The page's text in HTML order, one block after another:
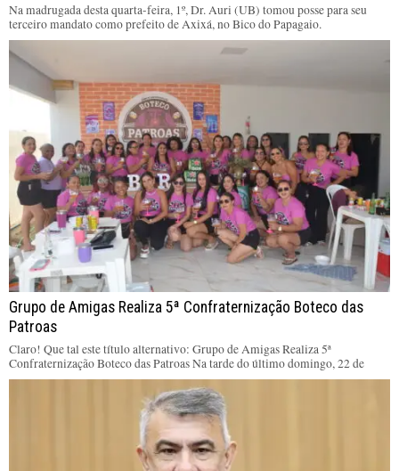
Na madrugada desta quarta-feira, 1º, Dr. Auri (UB) tomou posse para seu
terceiro mandato como prefeito de Axixá, no Bico do Papagaio.
Grupo de Amigas Realiza 5ª Confraternização Boteco das
Patroas
Claro! Que tal este título alternativo: Grupo de Amigas Realiza 5ª
Confraternização Boteco das Patroas Na tarde do último domingo, 22 de